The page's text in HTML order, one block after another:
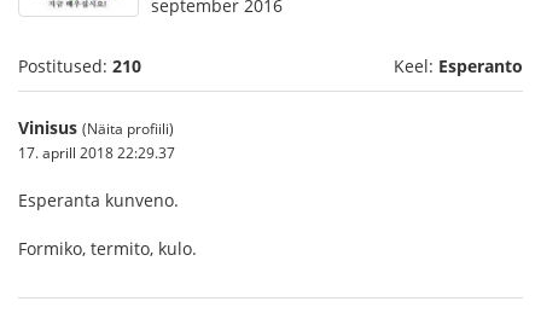
september 2016
Postitused: 210 Keel: Esperanto
Vinisus (Näita profiili)
17. aprill 2018 22:29.37
Esperanta kunveno.
Formiko, termito, kulo.